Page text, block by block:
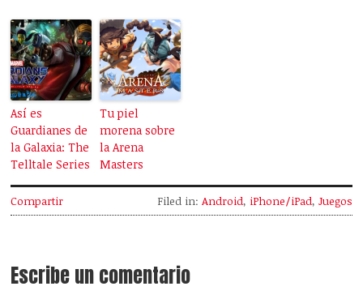
Así es
Guardianes de
la Galaxia: The
Telltale Series
Tu piel
morena sobre
la Arena
Masters
Compartir Filed in: Android, iPhone/iPad, Juegos
Escribe un comentario